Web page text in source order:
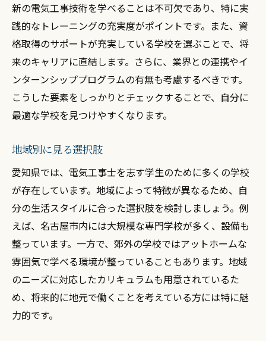
新の電気工事技術を学べることは不可欠であり、特に実
践的なトレーニングの充実度がポイントです。また、資
格取得のサポートが充実している学校を選ぶことで、将
来のキャリアに直結します。さらに、業界との連携やイ
ンターンシッププログラムの有無も考慮するべきです。
こうした要素をしっかりとチェックすることで、自分に
最適な学校を見つけやすくなります。
地域別に見る選択肢
愛知県では、電気工事士を志す学生のために多くの学校
が存在しています。地域によって特徴が異なるため、自
分の生活スタイルに合った選択肢を検討しましょう。例
えば、名古屋市内には大規模な専門学校が多く、設備も
整っています。一方で、郊外の学校ではアットホームな
雰囲気で学べる環境が整っていることもあります。地域
のニーズに対応したカリキュラムも用意されているた
め、将来的に地元で働くことを考えている方には特に魅
力的です。